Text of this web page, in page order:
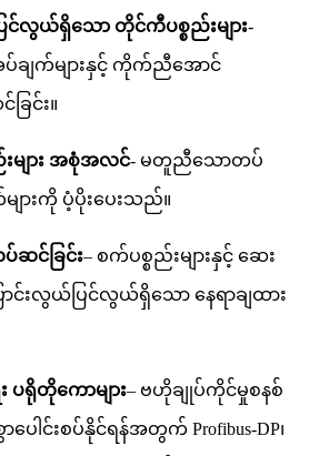
ြင်လွယ်ရှိသော တိုင်ကီပစ္စည်းများ-
ချက်များနှင့် ကိုက်ညီအောင်
ြင်း။
များ အစုံအလင်- မတူညီသောတပ်
ားကို ပံ့ပိုးပေးသည်။
ဆင်ခြင်း– စက်ပစ္စည်းများနှင့် ဆေး
ာင်းလွယ်ပြင်လွယ်ရှိသော နေရာချထား
ရိုတိုကောများ– ဗဟိုချုပ်ကိုင်မှုစနစ်
ာပေါင်းစပ်နိုင်ရန်အတွက် Profibus-DP၊